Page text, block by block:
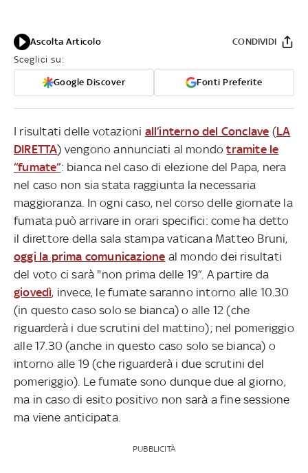
Ascolta Articolo
Sceglici su:
Google Discover Fonti Preferite
CONDIVIDI
I risultati delle votazioni all’interno del Conclave (LA
DIRETTA) vengono annunciati al mondotramite le
“fumate”: bianca nel caso di elezione del Papa, nera
nel caso non sia stata raggiunta la necessaria
maggioranza. In ogni caso, nel corso delle giornate la
fumata può arrivare in orari specifici: come ha detto
il direttore della sala stampa vaticana Matteo Bruni,
oggi la prima comunicazione al mondo dei risultati
del voto ci sarà "non prima delle 19”. A partire da
giovedì, invece, le fumate saranno intorno alle 10.30
(in questo caso solo se bianca) o alle 12 (che
riguarderà i due scrutini del mattino); nel pomeriggio
alle 17.30 (anche in questo caso solo se bianca) o
intorno alle 19 (che riguarderà i due scrutini del
pomeriggio). Le fumate sono dunque due al giorno,
ma in caso di esito positivo non sarà a fine sessione
ma viene anticipata.
PUBBLICITÀ